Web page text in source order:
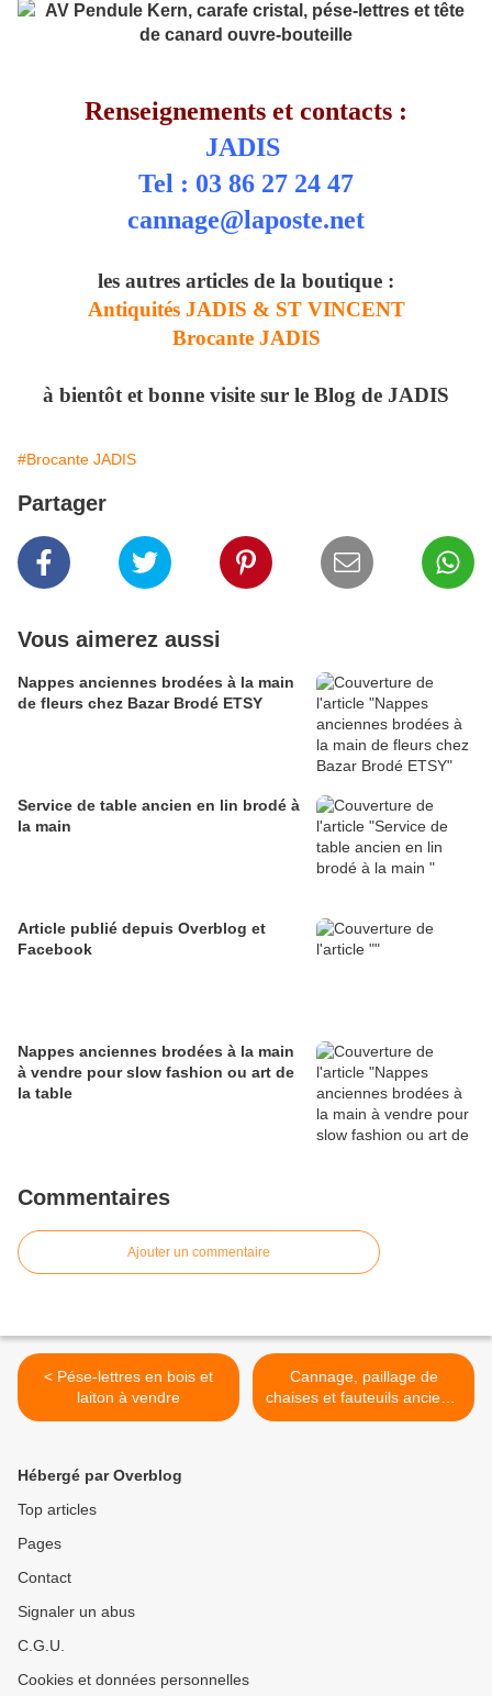
Renseignements et contacts :
JADIS
Tel : 03 86 27 24 47
cannage@laposte.net
les autres articles de la boutique :
Antiquités JADIS & ST VINCENT
Brocante JADIS
à bientôt et bonne visite sur le Blog de JADIS
#Brocante JADIS
Partager
Vous aimerez aussi
Nappes anciennes brodées à la main
de fleurs chez Bazar Brodé ETSY
Service de table ancien en lin brodé à
la main
Article publié depuis Overblog et
Facebook
Nappes anciennes brodées à la main
à vendre pour slow fashion ou art de
la table
Commentaires
Ajouter un commentaire
< Pése-lettres en bois et
laiton à vendre
Cannage, paillage de
chaises et fauteuils anciens,
Paris et Bourgogne >
Hébergé par Overblog
Top articles
Pages
Contact
Signaler un abus
C.G.U.
Cookies et données personnelles